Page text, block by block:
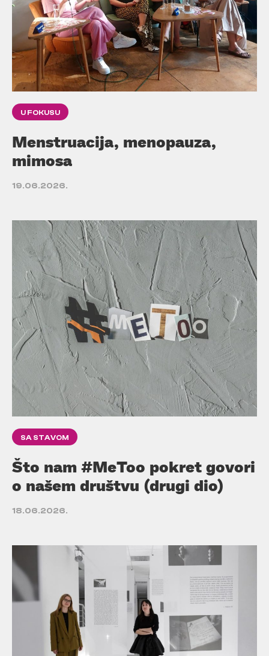
U FOKUSU
Menstruacija, menopauza,
mimosa
19.06.2026.
SA STAVOM
Što nam #MeToo pokret govori
o našem društvu (drugi dio)
18.06.2026.